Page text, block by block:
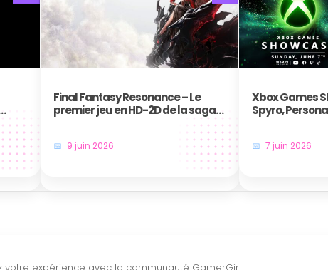
Final Fantasy Resonance – Le
premier jeu en HD-2D de la saga
annoncé au Nintendo Direct
9 juin 2026
Xbox Games
Spyro,
7 juin 2026